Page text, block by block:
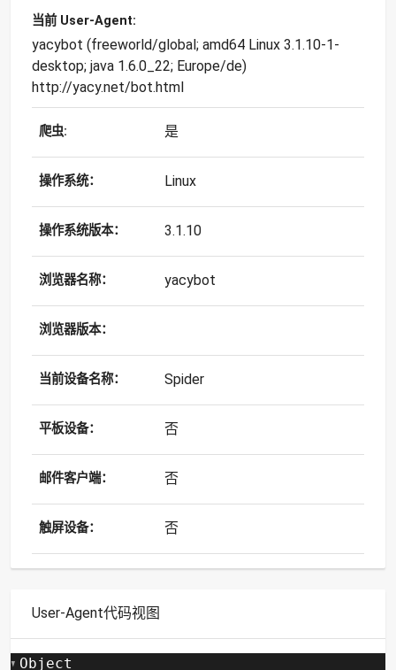
当前 User-Agent:
yacybot (freeworld/global; amd64 Linux 3.1.10-1-
desktop; java 1.6.0_22; Europe/de)
http://yacy.net/bot.html
爬虫: 是
操作系统： Linux
操作系统版本： 3.1.10
浏览器名称： yacybot
浏览器版本：
当前设备名称： Spider
平板设备： 否
邮件客户端： 否
触屏设备： 否
User-Agent代码视图
Object